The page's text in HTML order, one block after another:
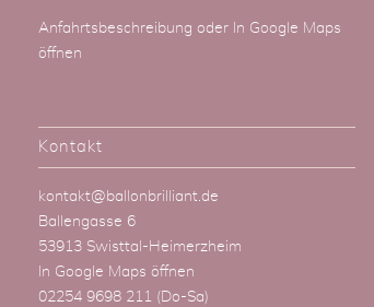
Anfahrtsbeschreibung oder In Google Maps
öffnen
Kontakt
kontakt@ballonbrilliant.de
Ballengasse 6
53913 Swisttal-Heimerzheim
In Google Maps öffnen
02254 9698 211 (Do-Sa)